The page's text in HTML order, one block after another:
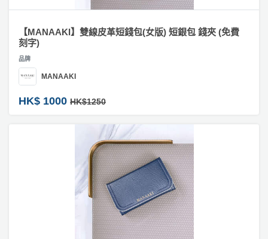
【MANAAKI】雙線皮革短錢包(女版) 短銀包 錢夾 (免費
刻字)
品牌
MANAAKI
HK$ 1000 HK$1250